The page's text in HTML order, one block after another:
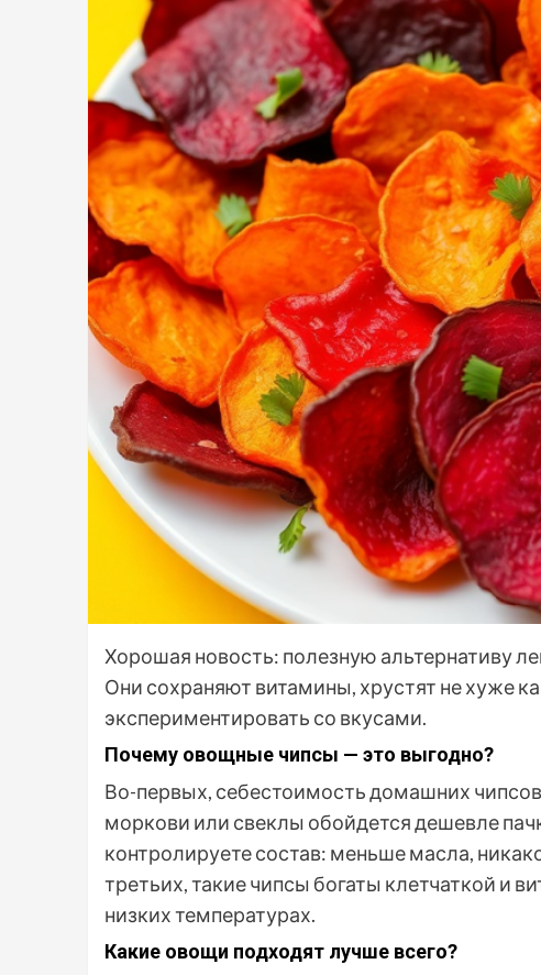
Хорошая новость: полезную альтернативу
Они сохраняют витамины, хрустят не хуже
экспериментировать со вкусами.
Почему овощные чипсы — это выгодно?
Во-первых, себестоимость домашних
моркови или свеклы обойдется дешевле
контролируете состав: меньше масла,
третьих, такие чипсы богаты клетчаткой и
низких температурах.
Какие овощи подходят лучше всего?